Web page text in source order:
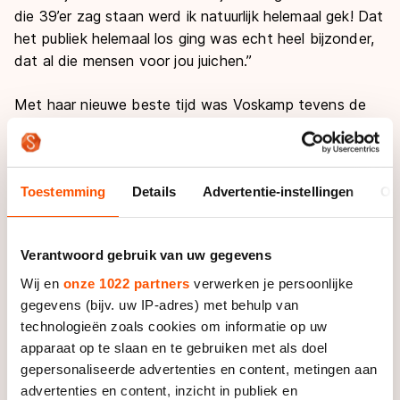
Toestemming Details Advertentie-instellingen
Verantwoord gebruik van uw gegevens
Wij en onze 1022 partners verwerken je persoonlijke
gegevens (bijv. uw IP-adres) met behulp van
technologieën zoals cookies om informatie op uw
apparaat op te slaan en te gebruiken met als doel
gepersonaliseerde advertenties en content, metingen aan
advertenties en content, inzicht in publiek en
die 39’er zag staan werd ik natuurlijk helemaal gek! Dat
het publiek helemaal los ging was echt heel bijzonder,
dat al die mensen voor jou juichen.”
Met haar nieuwe beste tijd was Voskamp tevens de
snelste juniore van het NK-weekend. Daarom mocht
ze in januari afreizen naar Italië voor de World Cup
junioren op de buitenbaan van Baselga, en dat was
naar eigen zeggen een geweldige ervaring. “Je bent
natuurlijk afhankelijk van het weer en het is moeilijk in
Ondanks harde wind hadden de junioren prima
schaatsomstandigheden en op de wedstrijddagen
scheen zelfs een zonnetje. Wel moest Voskamp even
wennen aan de hoogte van de baan. “Wij zijn het
natuurlijk niet gewend om op duizend meter hoogte te